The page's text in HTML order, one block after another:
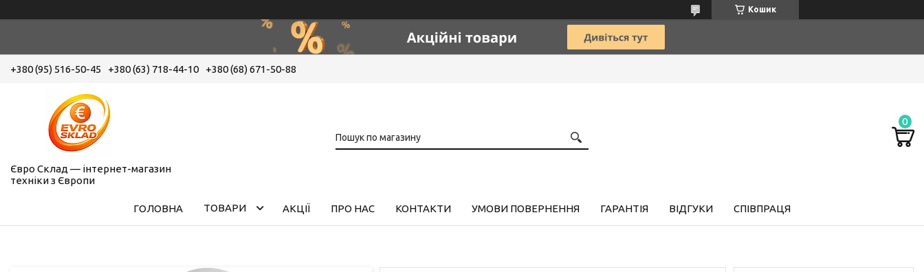
Кошик
+380 (95) 516-50-45 +380 (63) 718-44-10 +380 (68) 671-50-88
Євро Склад — інтернет-магазин
техніки з Європи
ГОЛОВНА ТОВАРИ АКЦІЇ ПРО НАС КОНТАКТИ УМОВИ ПОВЕРНЕННЯ ГАРАНТІЯ ВІДГУКИ СПІВПРАЦЯ